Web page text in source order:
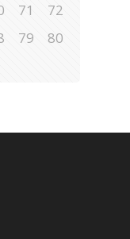
71
72
79
80